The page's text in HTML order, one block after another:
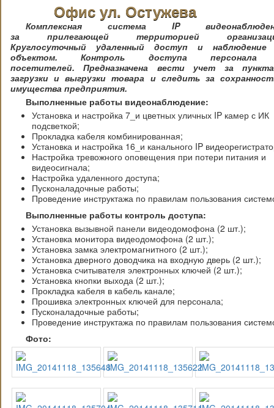
Офис ул. Остужева
Комплексная система IP
за прилегающей территорией
Круглосуточный удаленный доступ и наблюдение
объектом. Контроль доступа
посетителей. Предназначена вести учет за
загрузки и выгрузки товара и следить за
имущества предприятия.
Выполненные работы видеонаблюдение:
Установка и настройка 7_и цветных уличных IP камер с ИК
подсветкой;
Прокладка кабеля комбинированная;
Установка и настройка 16_и канального IP
Настройка тревожного оповещения при потери питания и
видеосигнала;
Настройка удаленного доступа;
Пусконаладочные работы;
Проведение инструктажа по правилам пользования
Выполненные работы контроль доступа:
Установка вызывной панели видеодомофона (2 шт.);
Установка монитора видеодомофона (2 шт.);
Установка замка электромагнитного (2 шт.);
Установка дверного доводчика на входную дверь (2 шт.);
Установка считывателя электронных ключей (2 шт.);
Установка кнопки выхода (2 шт.);
Прокладка кабеля в кабель канале;
Прошивка электронных ключей для персонала;
Пусконаладочные работы;
Проведение инструктажа по правилам пользования
Фото: